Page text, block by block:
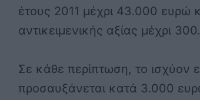
έτους 2011 μέχρι 43.000 ευρώ
αντικειμενικής αξίας μέχρι
Σε κάθε περίπτωση, το ισχύον
προσαυξάνεται κατά 3.000